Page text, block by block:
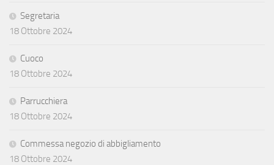
Segretaria
18 Ottobre 2024
Cuoco
18 Ottobre 2024
Parrucchiera
18 Ottobre 2024
Commessa negozio di abbigliamento
18 Ottobre 2024